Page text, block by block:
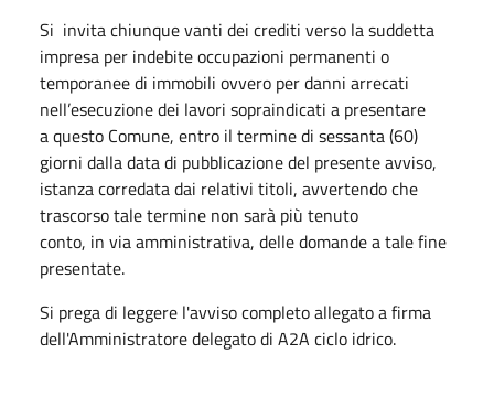
Si invita chiunque vanti dei crediti verso la suddetta
impresa per indebite occupazioni permanenti o
temporanee di immobili ovvero per danni arrecati
nell’esecuzione dei lavori sopraindicati a presentare
a questo Comune, entro il termine di sessanta (60)
giorni dalla data di pubblicazione del presente avviso,
istanza corredata dai relativi titoli, avvertendo che
trascorso tale termine non sarà più tenuto
conto, in via amministrativa, delle domande a tale fine
presentate.
Si prega di leggere l'avviso completo allegato a firma
dell'Amministratore delegato di A2A ciclo idrico.